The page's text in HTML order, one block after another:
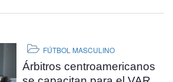
FÚTBOL MASCULINO
Árbitros centroamericanos